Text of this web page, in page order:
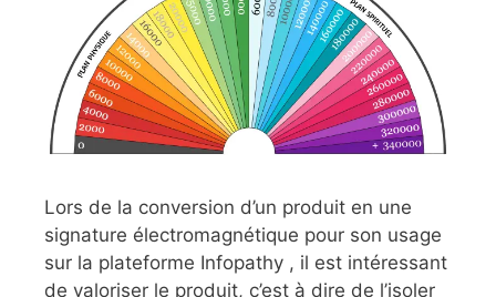
Lors de la conversion d’un produit en une
signature électromagnétique pour son usage
sur la plateforme Infopathy , il est intéressant
de valoriser le produit, c’est à dire de l’isoler